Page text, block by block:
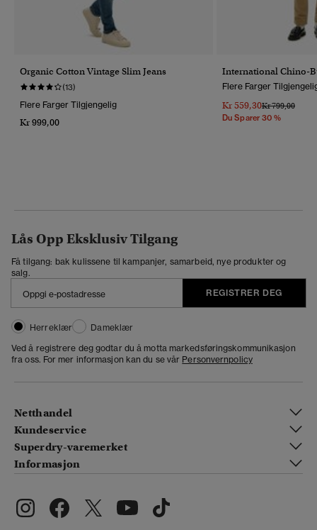
Organic Cotton Vintage Slim Jeans
(13)
Flere Farger Tilgjengelig
Kr 999,00
International Chino-
Flere Farger
Kr 559,30Pris Nedsatt
Kr 799,00Til
Du Sparer 30 %
Lås Opp Eksklusiv Tilgang
Få tilgang: bak kulissene til kampanjer, samarbeid, nye produkter og
salg.
REGISTRER DEG
Herreklær
Dameklær
Ved å registrere deg godtar du å motta markedsføringskommunikasjon
fra oss. For mer informasjon kan du se vår Personvernpolicy
Netthandel
Kundeservice
Superdry-varemerket
Informasjon